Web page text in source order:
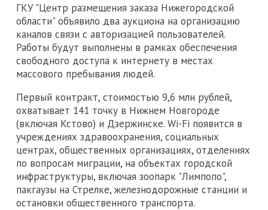
ГКУ "Центр размещения заказа Нижегородской
области" объявило два аукциона на организацию
каналов связи с авторизацией пользователей.
Работы будут выполнены в рамках обеспечения
свободного доступа к интернету в местах
массового пребывания людей.
Первый контракт, стоимостью 9,6 млн рублей,
охватывает 141 точку в Нижнем Новгороде
(включая Кстово) и Дзержинске. Wi-Fi появится в
учреждениях здравоохранения, социальных
центрах, общественных организациях, отделениях
по вопросам миграции, на объектах городской
инфраструктуры, включая зоопарк "Лимпопо",
пакгаузы на Стрелке, железнодорожные станции и
остановки общественного транспорта.